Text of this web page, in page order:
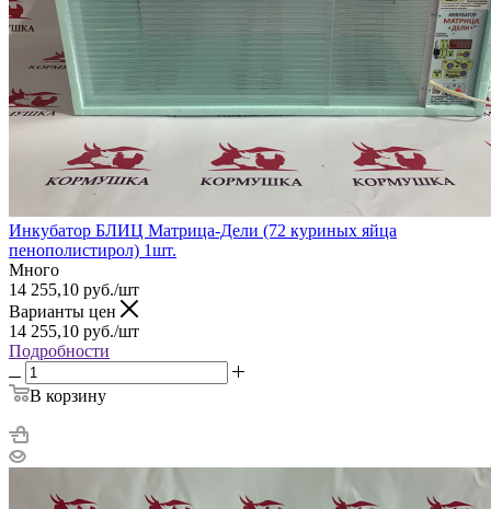
Инкубатор БЛИЦ Матрица-Дели (72 куриных яйца
пенополистирол) 1шт.
Много
14 255,10 руб./шт
Варианты цен
14 255,10 руб./шт
Подробности
В корзину